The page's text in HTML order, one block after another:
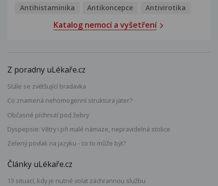
Antihistaminika
Antikoncepce Antivirotika
Katalog nemocí a vyšetření
Z poradny uLékaře.cz
Stále se zvětšující bradavka
Co znamená nehomogenní struktura jater?
Občasné píchnutí pod žebry
Dyspepsie: Větry i při malé námaze, nepravidelná stolice
Zelený povlak na jazyku - co to může být?
Články uLékaře.cz
13 situací, kdy je nutné volat záchrannou službu